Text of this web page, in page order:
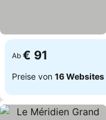
Ab € 91
Preise von 16 Websites